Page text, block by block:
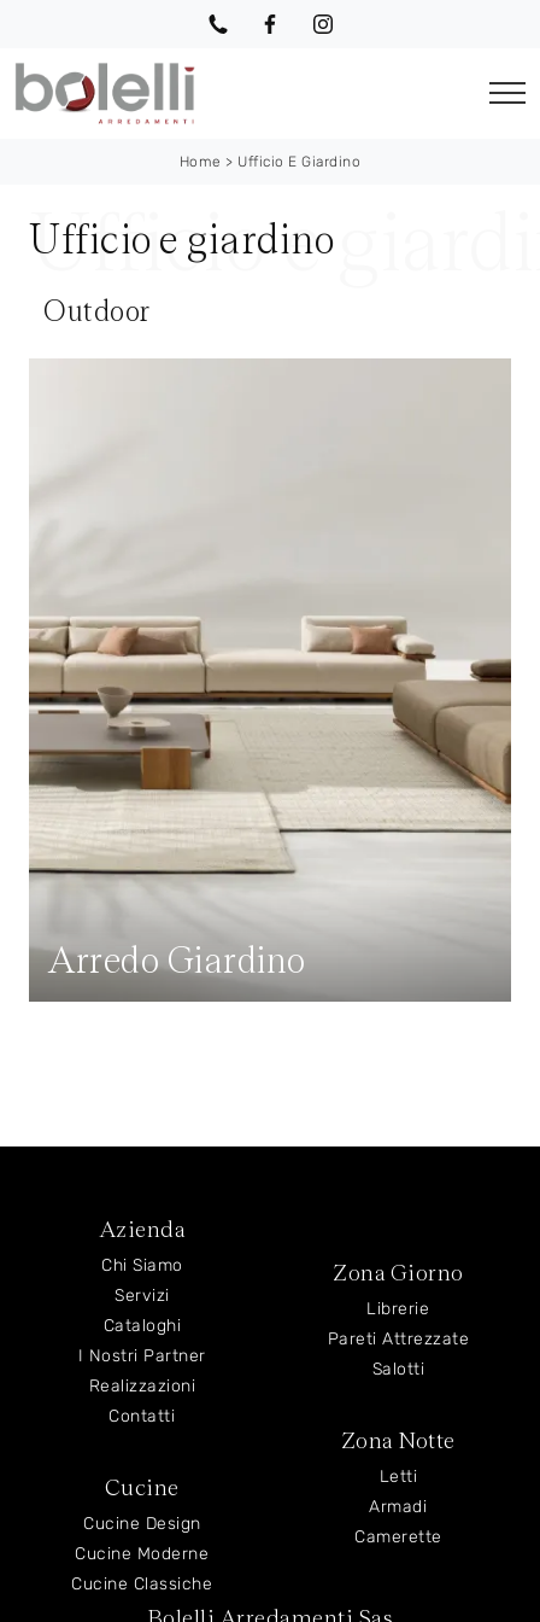
Home > Ufficio E Giardino
Ufficio e giardino
Outdoor
Arredo Giardino
Azienda
Chi Siamo
Servizi
Cataloghi
I Nostri Partner
Realizzazioni
Contatti
Cucine
Cucine Design
Cucine Moderne
Cucine Classiche
Zona Giorno
Librerie
Pareti Attrezzate
Salotti
Zona Notte
Letti
Armadi
Camerette